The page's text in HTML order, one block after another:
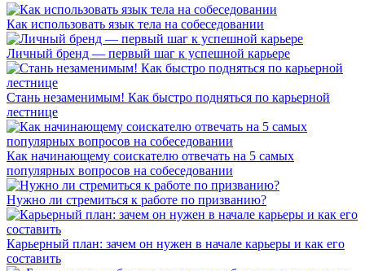
Как использовать язык тела на собеседовании
Личный бренд — первый шаг к успешной карьере
Стань незаменимым! Как быстро подняться по карьерной
лестнице
Как начинающему соискателю отвечать на 5 самых
популярных вопросов на собеседовании
Нужно ли стремиться к работе по призванию?
Карьерный план: зачем он нужен в начале карьеры и как его
составить